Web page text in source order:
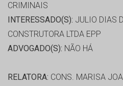
CRIMINAIS
INTERESSADO(S): JULIO DIAS
CONSTRUTORA LTDA EPP
ADVOGADO(S): NÃO HÁ
RELATORA: CONS. MARISA